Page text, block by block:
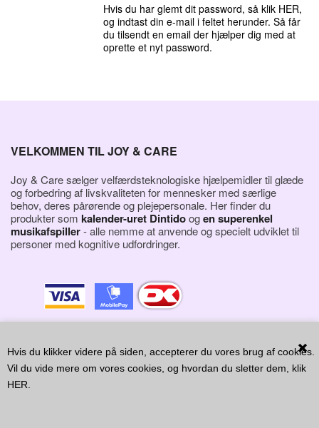
Hvis du klikker videre på siden, accepterer du vores brug af cookies.
Vil du vide mere om vores cookies, og hvordan du sletter dem, klik
HER
OM OS
LOG IND
Hvis du har glemt dit password, så klik HER,
og indtast din e-mail i feltet herunder. Så får
du tilsendt en email der hjælper dig med at
oprette et nyt password.
VELKOMMEN TIL JOY & CARE
Joy & Care sælger velfærdsteknologiske hjælpemidler til glæde
og forbedring af livskvaliteten for mennesker med særlige
behov, deres pårørende og plejepersonale. Her finder du
produkter som kalender-uret Dintidoogen superenkel
musikafspiller- alle nemme at anvende og specielt udviklet til
personer med kognitive udfordringer.